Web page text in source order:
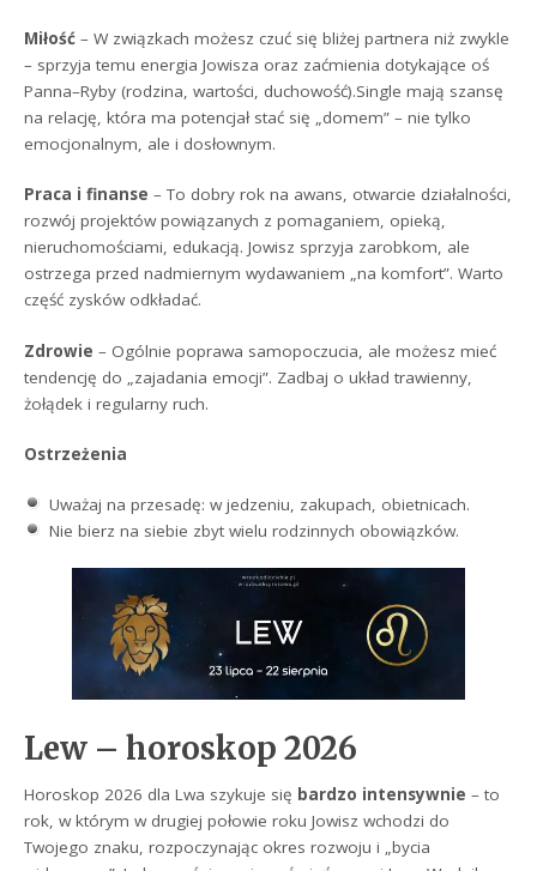
Miłość – W związkach możesz czuć się bliżej partnera niż zwykle
– sprzyja temu energia Jowisza oraz zaćmienia dotykające oś
Panna–Ryby (rodzina, wartości, duchowość).Single mają szansę
na relację, która ma potencjał stać się „domem” – nie tylko
emocjonalnym, ale i dosłownym.
Praca i finanse – To dobry rok na awans, otwarcie działalności,
rozwój projektów powiązanych z pomaganiem, opieką,
nieruchomościami, edukacją. Jowisz sprzyja zarobkom, ale
ostrzega przed nadmiernym wydawaniem „na komfort”. Warto
część zysków odkładać.
Zdrowie – Ogólnie poprawa samopoczucia, ale możesz mieć
tendencję do „zajadania emocji”. Zadbaj o układ trawienny,
żołądek i regularny ruch.
Ostrzeżenia
Uważaj na przesadę: w jedzeniu, zakupach, obietnicach.
Nie bierz na siebie zbyt wielu rodzinnych obowiązków.
Lew – horoskop 2026
Horoskop 2026 dla Lwa szykuje się bardzo intensywnie – to
rok, w którym w drugiej połowie roku Jowisz wchodzi do
Twojego znaku, rozpoczynając okres rozwoju i „bycia